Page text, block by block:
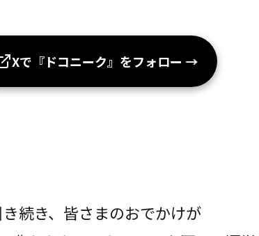
Xで『ドコニーク』をフォロー →
続き、皆さまのおでかけが